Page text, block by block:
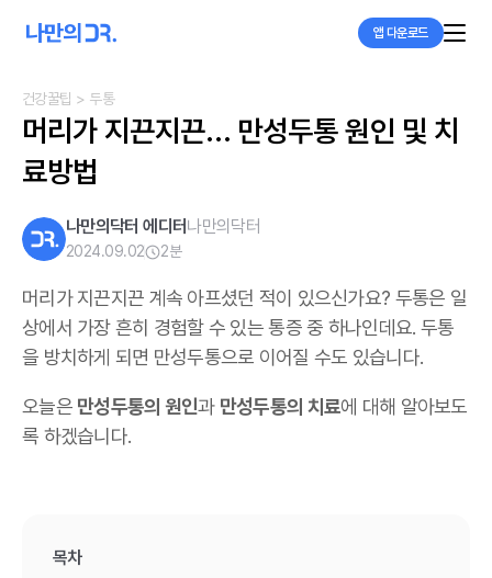
앱 다운로드
건강꿀팁 > 두통
머리가 지끈지끈... 만성두통 원인 및 치
료방법
나만의닥터 에디터나만의닥터
2024.09.02 2분
머리가 지끈지끈 계속 아프셨던 적이 있으신가요? 두통은 일
상에서 가장 흔히 경험할 수 있는 통증 중 하나인데요. 두통
을 방치하게 되면 만성두통으로 이어질 수도 있습니다.
오늘은 만성두통의 원인과 만성두통의 치료에 대해 알아보도
록 하겠습니다.
목차